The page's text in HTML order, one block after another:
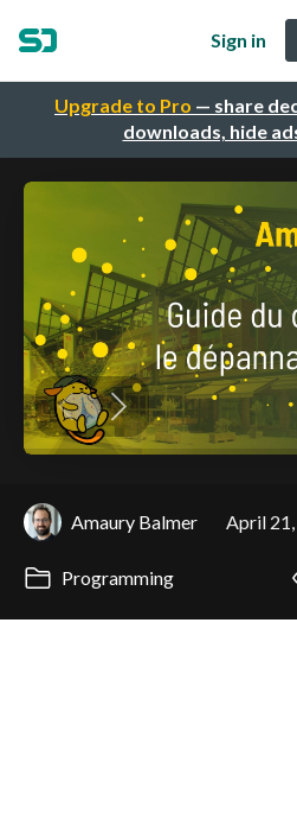
Upgrade to Pro — share
downloads, hide
Sign in
Amaury Balmer April
Programming